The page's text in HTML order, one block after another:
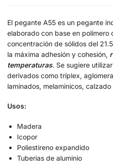
El pegante A55 es un pegante
elaborado con base en polímero
concentración de sólidos del
la máxima adhesión y cohesión,
temperaturas. Se sugiere
derivados como tríplex,
laminados, melaminicos,
Usos:
Madera
Icopor
Poliestireno expandido
Tuberias de aluminio